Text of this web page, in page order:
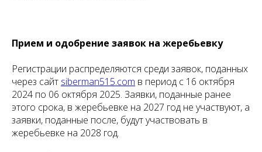
Прием и одобрение заявок на жеребьевку
Регистрации распределяются среди заявок, поданных
через сайт siberman515.com в период с 16 октября
2024 по 06 октября 2025. Заявки, поданные ранее
этого срока, в жеребьевке на 2027 год не участвуют, а
заявки, поданные после, будут участвовать в
жеребьевке на 2028 год.